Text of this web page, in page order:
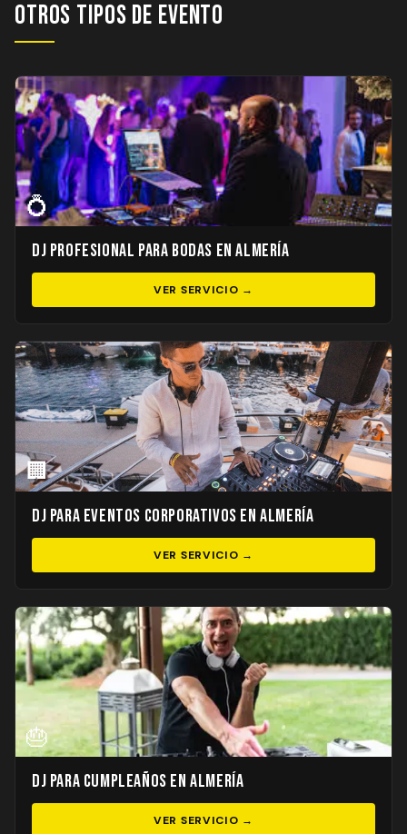
Otros Tipos de Evento
💍
DJ Profesional para Bodas en Almería
VER SERVICIO →
🏢
DJ para Eventos Corporativos en Almería
VER SERVICIO →
🎂
DJ para Cumpleaños en Almería
VER SERVICIO →